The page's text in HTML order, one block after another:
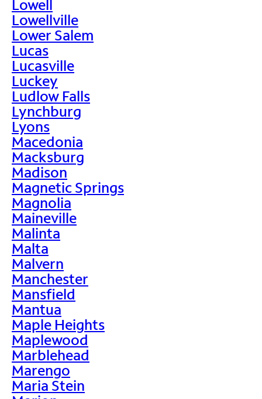
Lowell
Lowellville
Lower Salem
Lucas
Lucasville
Luckey
Ludlow Falls
Lynchburg
Lyons
Macedonia
Macksburg
Madison
Magnetic Springs
Magnolia
Maineville
Malinta
Malta
Malvern
Manchester
Mansfield
Mantua
Maple Heights
Maplewood
Marblehead
Marengo
Maria Stein